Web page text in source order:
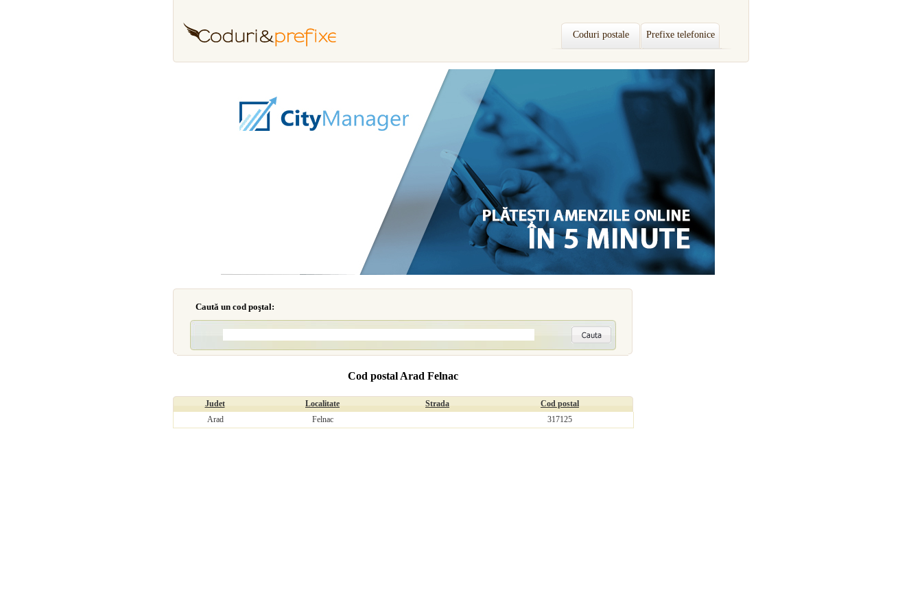
Coduri postale Prefixe telefonice
Caută un cod poştal:
Cod postal Arad Felnac
Judet Localitate Strada
Cod postal
Arad
Felnac 317125